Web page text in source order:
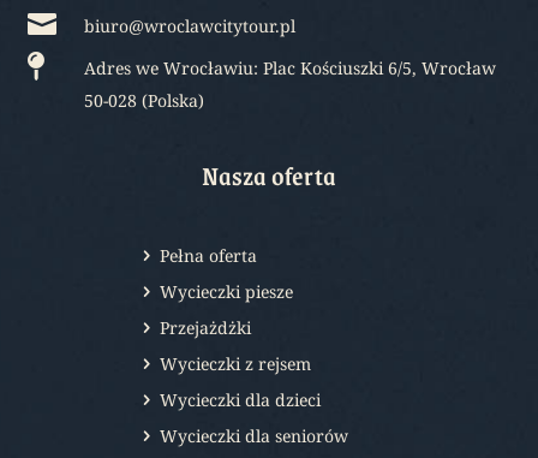
 biuro@wroclawcitytour.pl

Adres we Wrocławiu: Plac Kościuszki 6/5, Wrocław
50-028 (Polska)
Nasza oferta
Pełna oferta
Wycieczki piesze
Przejażdżki
Wycieczki z rejsem
Wycieczki dla dzieci
Wycieczki dla seniorów